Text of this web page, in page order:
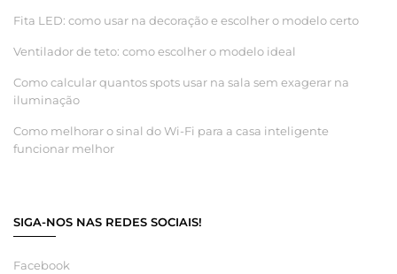
Fita LED: como usar na decoração e escolher o modelo certo
Ventilador de teto: como escolher o modelo ideal
Como calcular quantos spots usar na sala sem exagerar na
iluminação
Como melhorar o sinal do Wi-Fi para a casa inteligente
funcionar melhor
SIGA-NOS NAS REDES SOCIAIS!
Facebook